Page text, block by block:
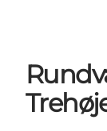
Se og
Find vej